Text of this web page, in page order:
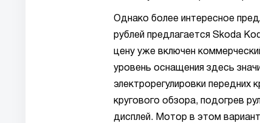
Однако более интересное
рублей предлагается Skoda
цену уже включен
уровень оснащения здесь
электрорегулировки передних
кругового обзора, подогрев
дисплей. Мотор в этом